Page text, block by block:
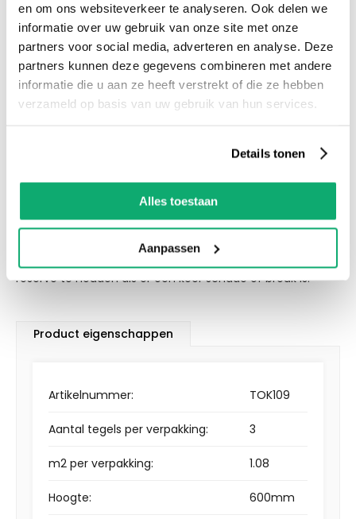
en om ons websiteverkeer te analyseren. Ook delen we
informatie over uw gebruik van onze site met onze
partners voor social media, adverteren en analyse. Deze
partners kunnen deze gegevens combineren met andere
informatie die u aan ze heeft verstrekt of die ze hebben
verzameld op basis van uw gebruik van hun services.
Details tonen
Alles toestaan
Aanpassen
Productspecificaties
Let op! Over gebleven tegels mogen niet retour! De
kleur van de tegel op de afbeelding kan altijd iets
afwijken van de werkelijkheid. We adviseren om ook
wat tegels als reserve te houden als er een keer
Eigenschappen
van de tegel op de afbeelding kan altijd iets afwijken van
de werkelijkheid. We adviseren om ook wat tegels als
reserve te houden als er een keer schade of breuk is.
Product eigenschappen
Artikelnummer: TOK109
Aantal tegels per verpakking: 3
m2 per verpakking: 1.08
Hoogte: 600mm